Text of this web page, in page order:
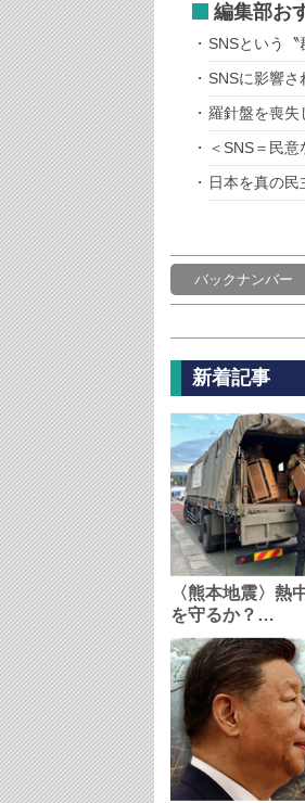
編集部お
SNSという
SNSに影響
羅針盤を喪失
＜SNS＝民
日本を真の
バックナンバー
新着記事
〈熊本地震〉熱
を守るか？…